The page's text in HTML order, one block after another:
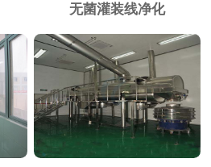
无菌灌装线净化